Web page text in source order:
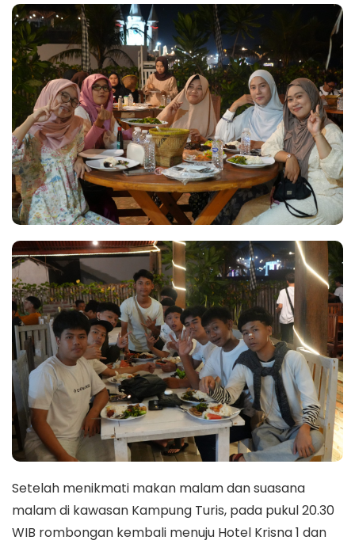
Setelah menikmati makan malam dan suasana
malam di kawasan Kampung Turis, pada pukul 20.30
WIB rombongan kembali menuju Hotel Krisna 1 dan